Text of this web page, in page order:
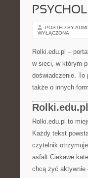
POSTED BY
WYŁĄCZONA
Rolki.edu.pl –
w sieci, w którym
doświadczenie. To
także o innych
Rolki.edu.pl to
Każdy tekst
czytelnik
asfalt.Ciekawe
chcą żyć aktywnie